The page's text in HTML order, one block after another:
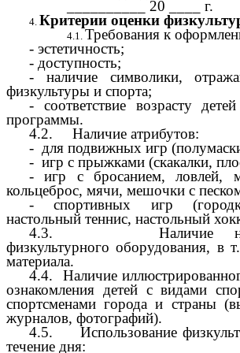
__________ 20 ____ г.
Критерии оценки
Требования к
- эстетичность;
- доступность;
- наличие символики,
физкультуры и спорта;
- соответствие возрасту
программы.
4.2. Наличие атрибутов:
- для подвижных игр
- игр с прыжками (скакалки,
- игр с бросанием, ловлей,
кольцеброс, мячи, мешочки с
- спортивных игр
настольный теннис, настольный
4.3. Наличие
физкультурного оборудования, в
материала.
4.4. Наличие
ознакомления детей с видами
спортсменами города и страны
журналов, фотографий).
4.5. Использование
течение дня: